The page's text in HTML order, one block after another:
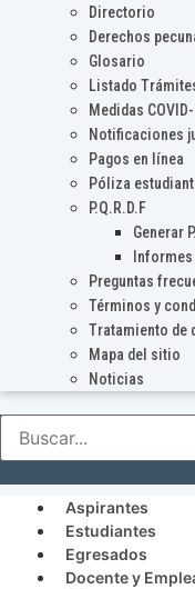
Directorio
Derechos
Glosario
Listado
Medidas
Notificaciones
Pagos en línea
Póliza
P.Q.R.D.F
Generar
Informes
Preguntas
Términos y
Tratamiento de
Mapa del sitio
Noticias
Aspirantes
Estudiantes
Egresados
Docente y